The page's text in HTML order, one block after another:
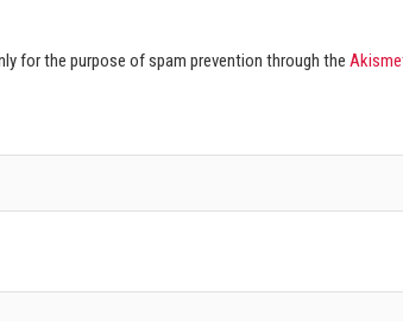
for the purpose of spam prevention through the